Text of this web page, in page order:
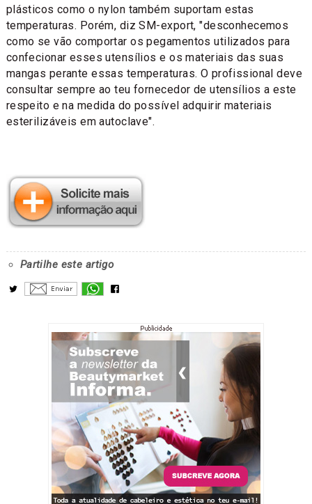
plásticos como o nylon também suportam estas
temperaturas. Porém, diz SM-export, "desconhecemos
como se vão comportar os pegamentos utilizados para
confecionar esses utensílios e os materiais das suas
mangas perante essas temperaturas. O profissional deve
consultar sempre ao teu fornecedor de utensílios a este
respeito e na medida do possível adquirir materiais
esterilizáveis em autoclave".
Partilhe este artigo